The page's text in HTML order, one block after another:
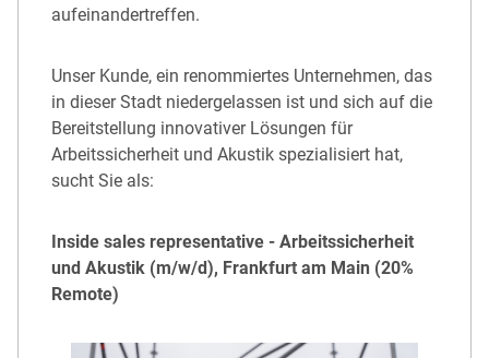
aufeinandertreffen.
Unser Kunde, ein renommiertes Unternehmen, das
in dieser Stadt niedergelassen ist und sich auf die
Bereitstellung innovativer Lösungen für
Arbeitssicherheit und Akustik spezialisiert hat,
sucht Sie als:
Inside sales representative - Arbeitssicherheit
und Akustik (m/w/d), Frankfurt am Main (20%
Remote)